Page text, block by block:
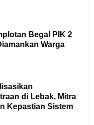
Begal PIK 2
Warga
di Lebak, Mitra
Kepastian Sistem